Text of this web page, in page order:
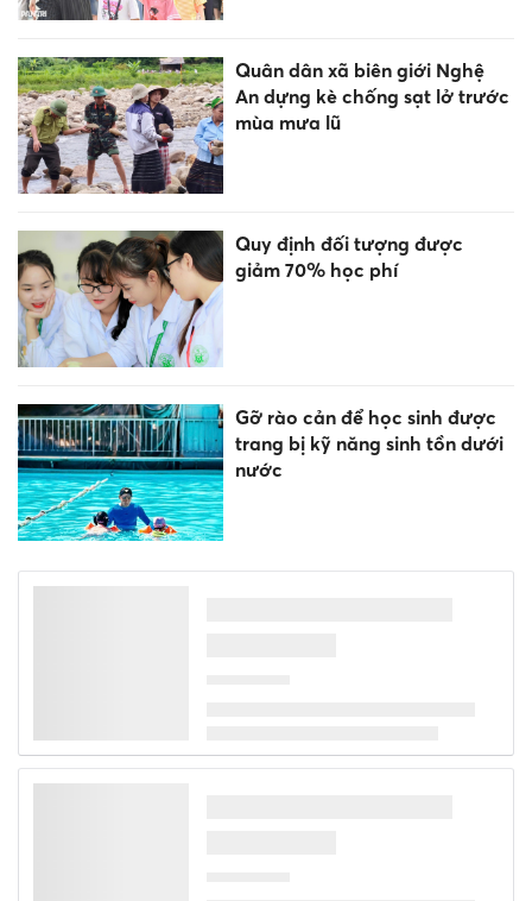
Quân dân xã biên giới Nghệ
An dựng kè chống sạt lở trước
mùa mưa lũ
Quy định đối tượng được
giảm 70% học phí
Gỡ rào cản để học sinh được
trang bị kỹ năng sinh tồn dưới
nước